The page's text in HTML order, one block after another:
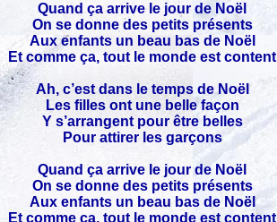
Quand ça arrive le jour de Noël
On se donne des petits présents
Aux enfants un beau bas de Noël
Et comme ça, tout le monde est content
Ah, c’est dans le temps de Noël
Les filles ont une belle façon
Y s’arrangent pour être belles
Pour attirer les garçons
Quand ça arrive le jour de Noël
On se donne des petits présents
Aux enfants un beau bas de Noël
Et comme ça, tout le monde est content